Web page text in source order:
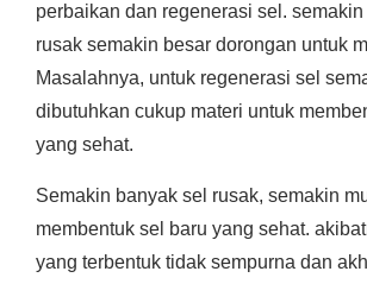
perbaikan dan regenerasi sel.
rusak semakin besar dorongan untuk
Masalahnya, untuk regenerasi sel
dibutuhkan cukup materi untuk
yang sehat.
Semakin banyak sel rusak, semakin
membentuk sel baru yang sehat.
yang terbentuk tidak sempurna dan